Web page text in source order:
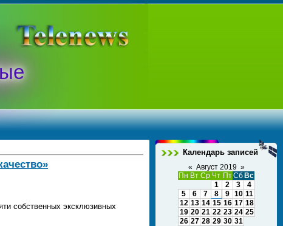
собственных эксклюзивных
Календарь записей
« Август 2019 »
Пн Вт Ср Чт ПтСб Вс
1
2 3
4
5
6 7 8 9 10 11
12 13 14 15 16 17 18
19 20 21 22 23 24 25
26 27 28 29 30 31